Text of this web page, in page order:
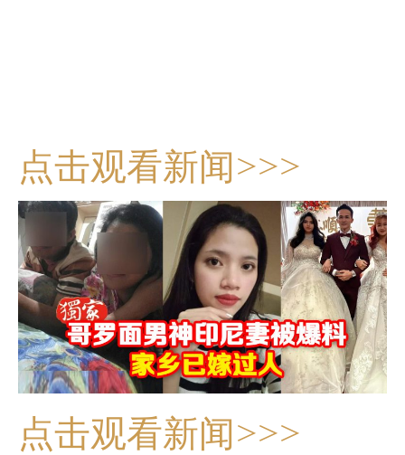
点击观看新闻>>>
点击观看新闻>>>